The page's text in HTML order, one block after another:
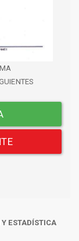
ESTADÍSTICA